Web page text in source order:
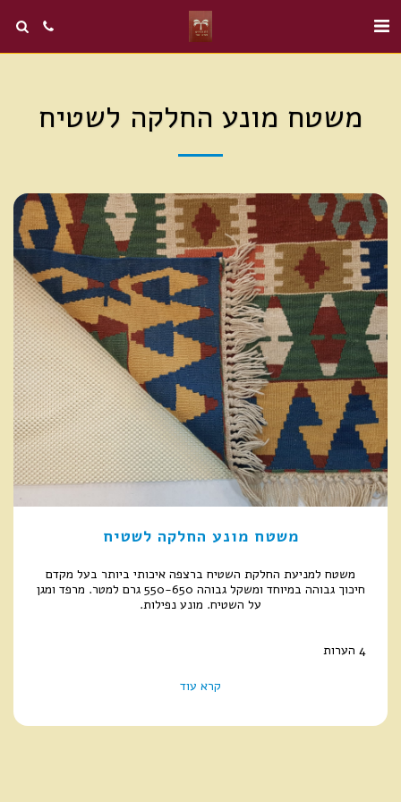
משטח מונע החלקה לשטיח
משטח מונע החלקה לשטיח
משטח למניעת החלקת השטיח ברצפה איכותי ביותר בעל מקדם
חיכוך גבוהה במיוחד ומשקל גבוהה 550-650 גרם למטר. מרפד ומגן
על השטיח. מונע נפילות.
4 הערות
קרא עוד